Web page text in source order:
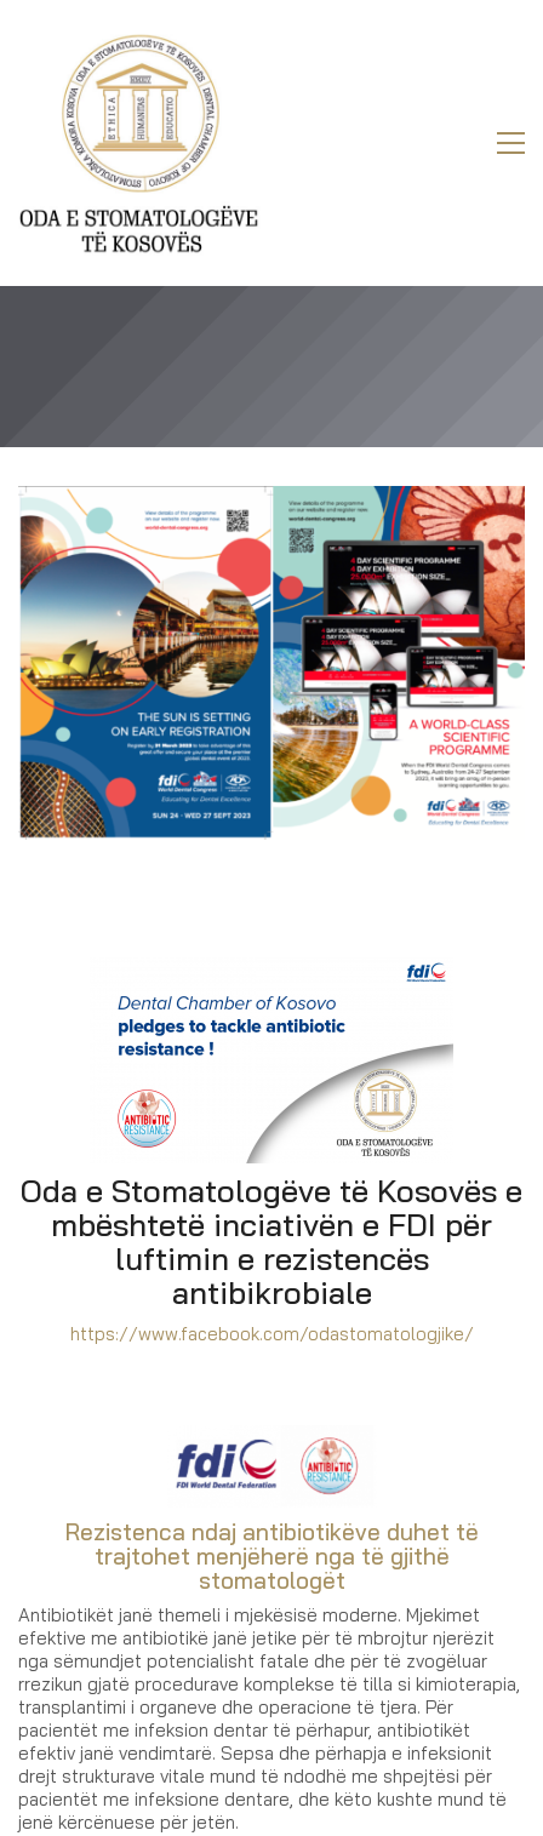
Oda e Stomatologëve të Kosovës e
mbështetë inciativën e FDI për
luftimin e rezistencës
antibikrobiale
https://www.facebook.com/odastomatologjike/
Rezistenca ndaj antibiotikëve duhet të
trajtohet menjëherë nga të gjithë
stomatologët
Antibiotikët janë themeli i mjekësisë moderne. Mjekimet
efektive me antibiotikë janë jetike për të mbrojtur njerëzit
nga sëmundjet potencialisht fatale dhe për të zvogëluar
rrezikun gjatë procedurave komplekse të tilla si kimioterapia,
transplantimi i organeve dhe operacione të tjera. Për
pacientët me infeksion dentar të përhapur, antibiotikët
efektiv janë vendimtarë. Sepsa dhe përhapja e infeksionit
drejt strukturave vitale mund të ndodhë me shpejtësi për
pacientët me infeksione dentare, dhe këto kushte mund të
jenë kërcënuese për jetën.